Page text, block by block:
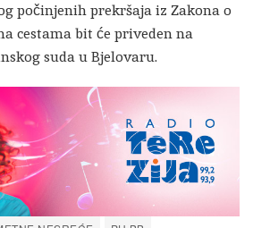
počinjenih prekršaja iz Zakona o
cestama bit će priveden na
suda u Bjelovaru.